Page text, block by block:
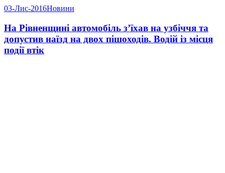
03-Лис-2016Новини
На Рівненщині автомобіль з’їхав на узбіччя та
допустив наїзд на двох пішоходів. Водій із місця
події втік